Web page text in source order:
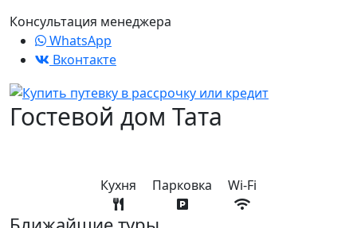
Консультация менеджера
WhatsApp
Вконтакте
Гостевой дом Тата
Кухня Парковка Wi-Fi